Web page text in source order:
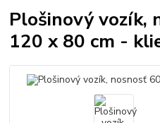
Plošinový vozík,
120 x 80 cm -